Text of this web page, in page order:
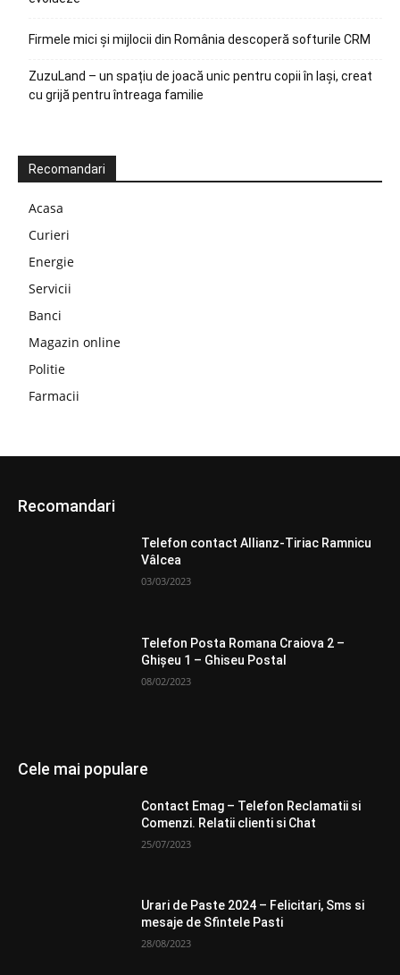
Firmele mici și mijlocii din România descoperă softurile CRM
ZuzuLand – un spațiu de joacă unic pentru copii în Iași, creat
cu grijă pentru întreaga familie
Recomandari
Acasa
Curieri
Energie
Servicii
Banci
Magazin online
Politie
Farmacii
Recomandari
Telefon contact Allianz-Tiriac Ramnicu
Vâlcea
03/03/2023
Telefon Posta Romana Craiova 2 –
Ghişeu 1 – Ghiseu Postal
08/02/2023
Cele mai populare
Contact Emag – Telefon Reclamatii si
Comenzi. Relatii clienti si Chat
25/07/2023
Urari de Paste 2024 – Felicitari, Sms si
mesaje de Sfintele Pasti
28/08/2023